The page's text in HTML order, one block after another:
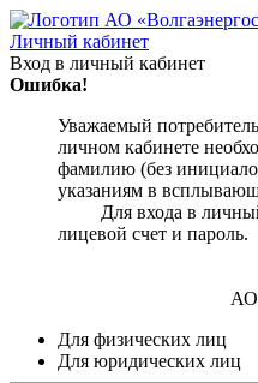
Личный кабинет
Вход в личный кабинет
Ошибка!
Уважаемый
личном кабинете
фамилию (без
указаниям в
Для входа в личный
лицевой
АО
Для физических лиц
Для юридических лиц